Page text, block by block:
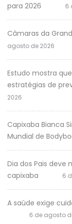
para 2026
6
Câmaras da
agosto de 2026
Estudo mostra
estratégias de
2026
Capixaba Bianca
Mundial de
Dia dos Pais deve
capixaba
6
A saúde exige
6 de agosto